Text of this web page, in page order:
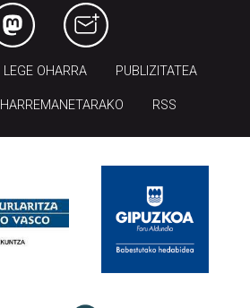
LEGE OHARRA PUBLIZITATEA
HARREMANETARAKO RSS